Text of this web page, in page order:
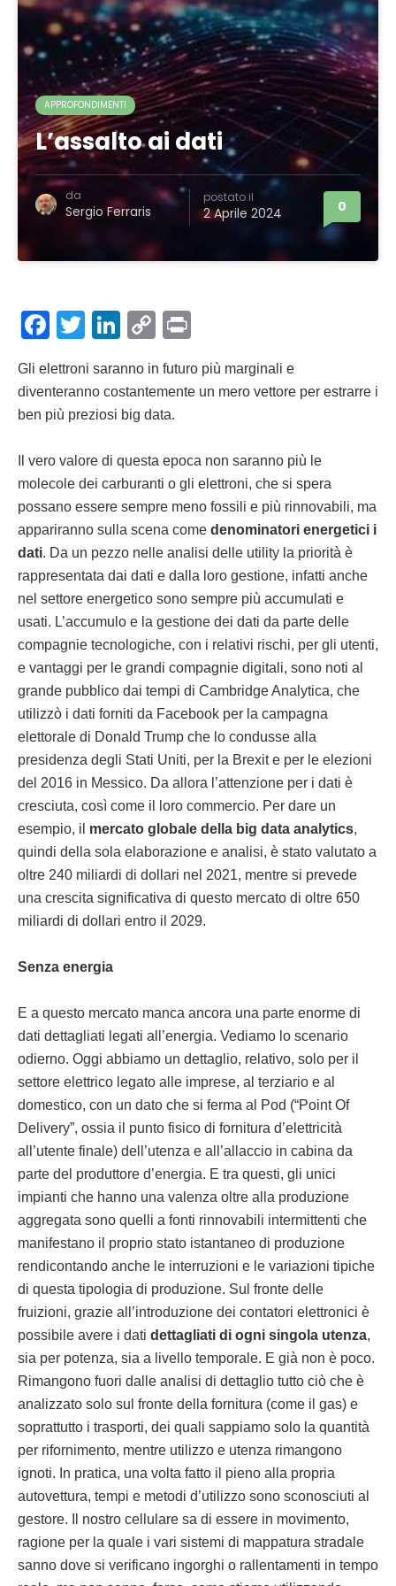
APPROFONDIMENTI
L’assalto ai dati
da
Sergio Ferraris
postato il
2 Aprile 2024 0
Facebook
TwitterLinkedIn
Copy
Gli elettroni saranno in futuro più marginali e
diventeranno costantemente un mero vettore per estrarre i
ben più preziosi big data.
Il vero valore di questa epoca non saranno più le
molecole dei carburanti o gli elettroni, che si spera
possano essere sempre meno fossili e più rinnovabili, ma
appariranno sulla scena come denominatori energetici i
dati. Da un pezzo nelle analisi delle utility la priorità è
rappresentata dai dati e dalla loro gestione, infatti anche
nel settore energetico sono sempre più accumulati e
usati. L’accumulo e la gestione dei dati da parte delle
compagnie tecnologiche, con i relativi rischi, per gli utenti,
e vantaggi per le grandi compagnie digitali, sono noti al
grande pubblico dai tempi di Cambridge Analytica, che
utilizzò i dati forniti da Facebook per la campagna
elettorale di Donald Trump che lo condusse alla
presidenza degli Stati Uniti, per la Brexit e per le elezioni
del 2016 in Messico. Da allora l’attenzione per i dati è
cresciuta, così come il loro commercio. Per dare un
esempio, il mercato globale della big data analytics,
quindi della sola elaborazione e analisi, è stato valutato a
oltre 240 miliardi di dollari nel 2021, mentre si prevede
una crescita significativa di questo mercato di oltre 650
miliardi di dollari entro il 2029.
Senza energia
E a questo mercato manca ancora una parte enorme di
dati dettagliati legati all’energia. Vediamo lo scenario
odierno. Oggi abbiamo un dettaglio, relativo, solo per il
settore elettrico legato alle imprese, al terziario e al
domestico, con un dato che si ferma al Pod (“Point Of
Delivery”, ossia il punto fisico di fornitura d’elettricità
all’utente finale) dell’utenza e all’allaccio in cabina da
parte del produttore d’energia. E tra questi, gli unici
impianti che hanno una valenza oltre alla produzione
aggregata sono quelli a fonti rinnovabili intermittenti che
manifestano il proprio stato istantaneo di produzione
rendicontando anche le interruzioni e le variazioni tipiche
di questa tipologia di produzione. Sul fronte delle
fruizioni, grazie all’introduzione dei contatori elettronici è
possibile avere i dati dettagliati di ogni singola utenza,
sia per potenza, sia a livello temporale. E già non è poco.
Rimangono fuori dalle analisi di dettaglio tutto ciò che è
analizzato solo sul fronte della fornitura (come il gas) e
soprattutto i trasporti, dei quali sappiamo solo la quantità
per rifornimento, mentre utilizzo e utenza rimangono
ignoti. In pratica, una volta fatto il pieno alla propria
autovettura, tempi e metodi d’utilizzo sono sconosciuti al
gestore. Il nostro cellulare sa di essere in movimento,
ragione per la quale i vari sistemi di mappatura stradale
sanno dove si verificano ingorghi o rallentamenti in tempo